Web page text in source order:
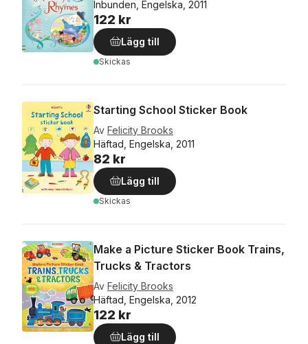
Inbunden, Engelska, 2011
122 kr
Lägg till
Skickas
Starting School Sticker Book
Av Felicity Brooks
Häftad, Engelska, 2011
82 kr
Lägg till
Skickas
Make a Picture Sticker Book Trains,
Trucks & Tractors
Av Felicity Brooks
Häftad, Engelska, 2012
122 kr
Lägg till